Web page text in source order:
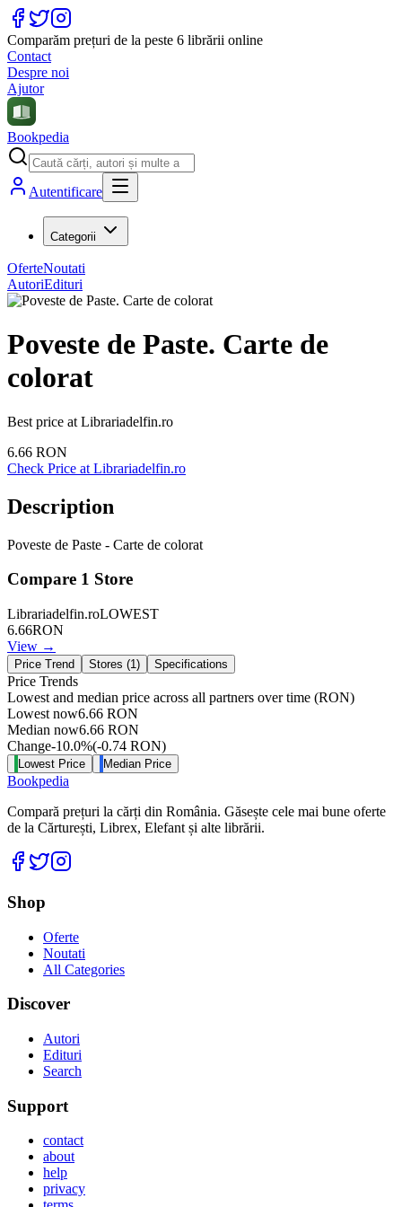
Comparăm prețuri de la peste 6 librării online
Contact
Despre noi
Ajutor
Bookpedia
Autentificare
Categorii
OferteNoutati
AutoriEdituri
Poveste de Paste. Carte de
colorat
Best price at Librariadelfin.ro
6.66 RON
Check Price at Librariadelfin.ro
Description
Poveste de Paste - Carte de colorat
Compare 1 Store
Librariadelfin.roLOWEST
6.66RON
View →
Price Trend Stores (1) Specifications
Price Trends
Lowest and median price across all partners over time (RON)
Lowest now6.66 RON
Median now6.66 RON
Change-10.0%(-0.74 RON)
Lowest Price Median Price
Bookpedia
Compară prețuri la cărți din România. Găsește cele mai bune oferte
de la Cărturești, Librex, Elefant și alte librării.
Facebook
Twitter
Shop
Oferte
Noutati
All Categories
Discover
Autori
Edituri
Search
Support
contact
about
help
privacy